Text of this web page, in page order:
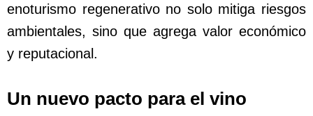
enoturismo regenerativo no solo mitiga riesgos
ambientales, sino que agrega valor económico
y reputacional.
Un nuevo pacto para el vino